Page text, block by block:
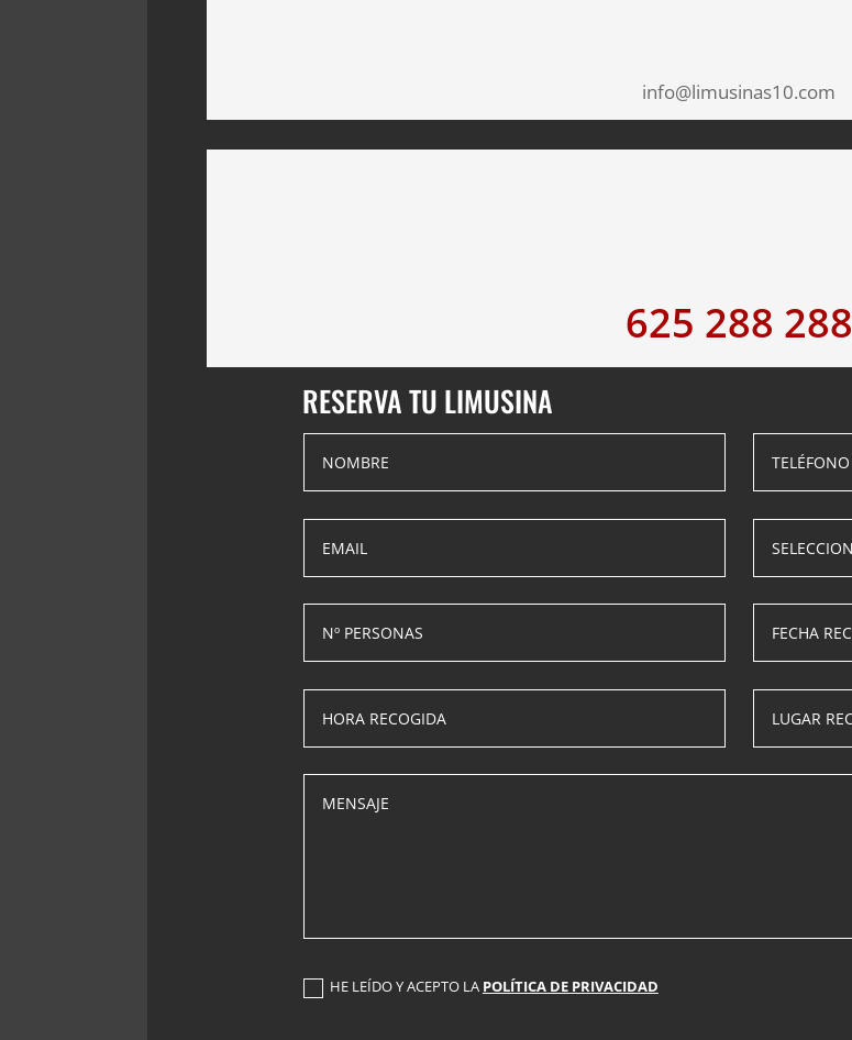
info@limusinas10.com
625 288 288
RESERVA TU LIMUSINA
HE LEÍDO Y ACEPTO LA POLÍTICA DE PRIVACIDAD